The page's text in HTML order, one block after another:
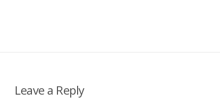
Leave a Reply